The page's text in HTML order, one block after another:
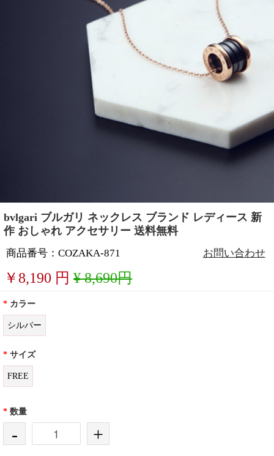
bvlgari ブルガリ ネックレス ブランド レディース 新
作 おしゃれ アクセサリー 送料無料
商品番号：COZAKA-871 お問い合わせ
￥ 8,190 円 ¥ 8,690円
* カラー
シルバー
* サイズ
FREE
* 数量
- +